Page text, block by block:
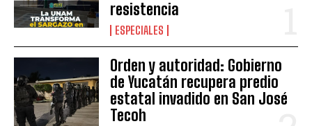
resistencia
ESPECIALES
Orden y autoridad: Gobierno
de Yucatán recupera predio
estatal invadido en San José
Tecoh